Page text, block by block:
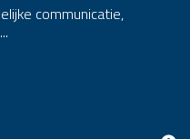
communicatie,